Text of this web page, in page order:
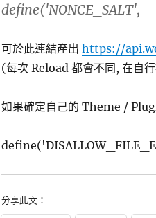
可於此連結產出 https://
(每次 Reload 都會不同, 在自
如果確定自己的 Theme /
分享此文：